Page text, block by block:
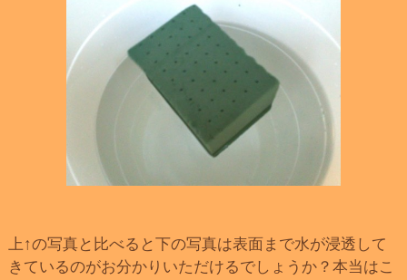
上↑の写真と比べると下の写真は表面まで水が浸透して
きているのがお分かりいただけるでしょうか？本当はこ